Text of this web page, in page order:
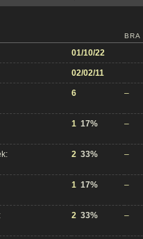
BRA
01/10/22
02/02/11
6 –
1 17% –
2 33% –
1 17% –
2 33% –